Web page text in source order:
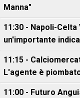
Manna"
11:30 - Napoli-
un'importante
11:15 -
L'agente è
11:00 - Futuro